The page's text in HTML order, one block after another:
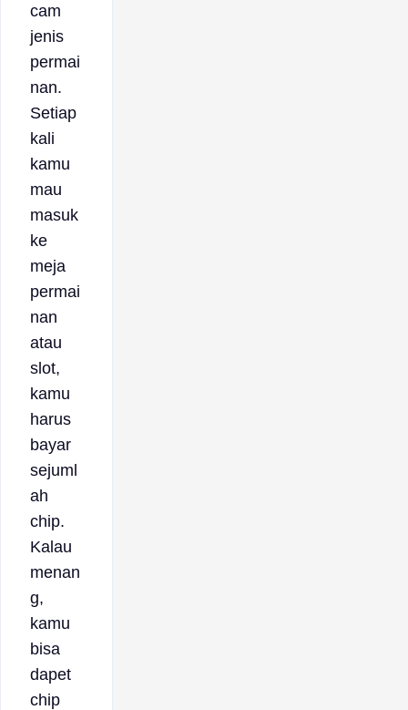
cam
jenis
permai
nan.
Setiap
kali
kamu
mau
masuk
ke
meja
permai
nan
atau
slot,
kamu
harus
bayar
sejuml
ah
chip.
Kalau
menan
g,
kamu
bisa
dapet
chip